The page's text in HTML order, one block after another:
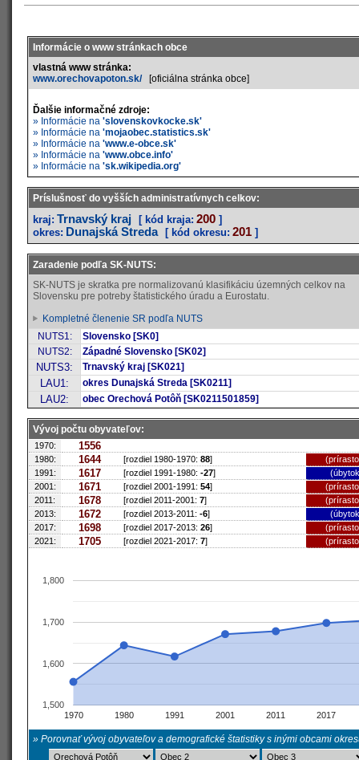
Informácie o www stránkach obce
vlastná www stránka:
www.orechovapoton.sk/[oficiálna stránka obce]
Ďalšie informačné zdroje:
» Informácie na 'slovenskovkocke.sk'
» Informácie na 'mojaobec.statistics.sk'
» Informácie na 'www.e-obce.sk'
» Informácie na 'www.obce.info'
» Informácie na 'sk.wikipedia.org'
Príslušnosť do vyšších administratívnych celkov:
kraj: Trnavský kraj [ kód kraja: 200 ]
okres: Dunajská Streda [ kód okresu: 201 ]
Zaradenie podľa SK-NUTS:
SK-NUTS je skratka pre normalizovanú klasifikáciu územných celkov na
Slovensku pre potreby štatistického úradu a Eurostatu.
Kompletné členenie SR podľa NUTS
NUTS1:
Slovensko [SK0]
NUTS2:
Západné Slovensko [SK02]
NUTS3: Trnavský kraj [SK021]
LAU1: okres Dunajská Streda [SK0211]
LAU2: obec Orechová Potôň [SK0211501859]
Vývoj počtu obyvateľov:
1970: 1556
1980: 1644 [rozdiel 1980-1970: 88]
1991:
1617 [rozdiel 1991-1980: -27]
2001:
1671 [rozdiel 2001-1991: 54]
2011:
1678 [rozdiel 2011-2001: 7]
2013:
1672 [rozdiel 2013-2011: -6]
2017:
1698 [rozdiel 2017-2013: 26]
2021:
1705 [rozdiel 2021-2017: 7]
1970 1980 1991 2001 2011 2017
1,500
1,600
1,700
1,800
» Porovnať vývoj obyvateľov a demografické štatistiky s inými obcami